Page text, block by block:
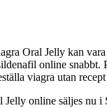
Oral Jelly kan vara
online snabbt.
viagra utan
online säljes nu i